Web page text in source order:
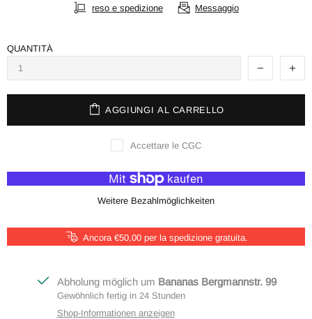
reso e spedizione Messaggio
QUANTITÀ
AGGIUNGI AL CARRELLO
Accettare le CGC
Weitere Bezahlmöglichkeiten
Ancora €50,00 per la spedizione gratuita.
Abholung möglich um Bananas Bergmannstr. 99
Gewöhnlich fertig in 24 Stunden
Shop-Informationen anzeigen